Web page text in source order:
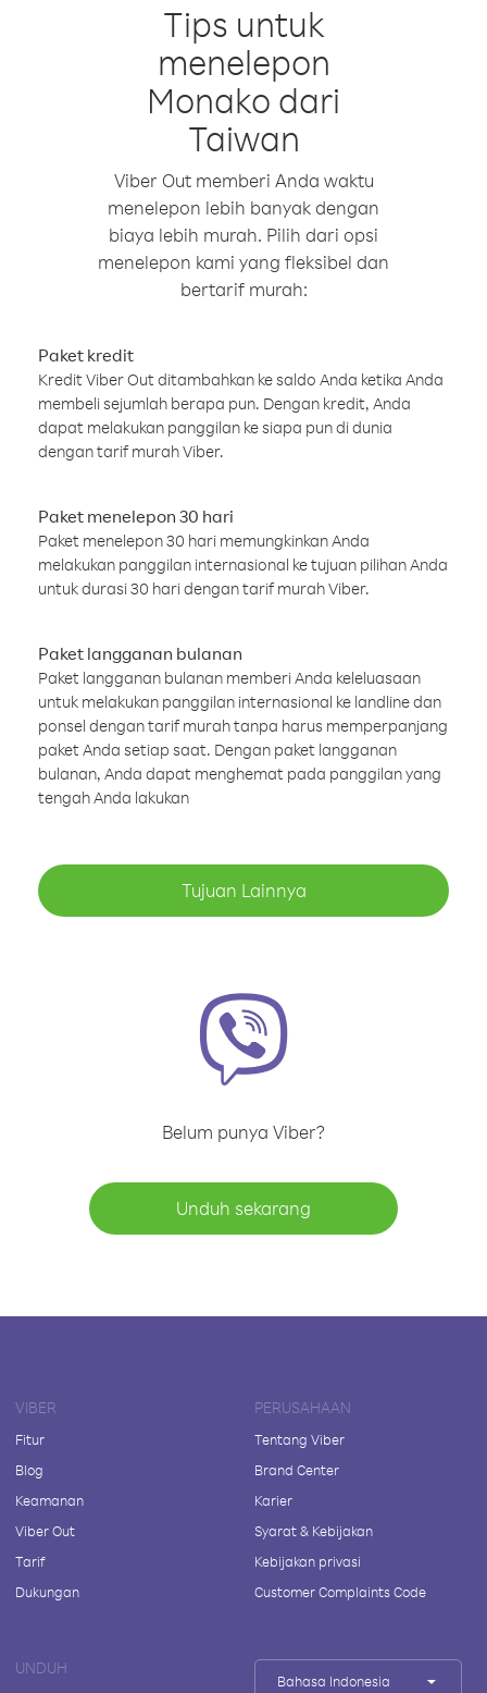
Tips untuk
menelepon
Monako dari
Taiwan
Viber Out memberi Anda waktu
menelepon lebih banyak dengan
biaya lebih murah. Pilih dari opsi
menelepon kami yang fleksibel dan
bertarif murah:
Paket kredit
Kredit Viber Out ditambahkan ke saldo Anda ketika Anda
membeli sejumlah berapa pun. Dengan kredit, Anda
dapat melakukan panggilan ke siapa pun di dunia
dengan tarif murah Viber.
Paket menelepon 30 hari
Paket menelepon 30 hari memungkinkan Anda
melakukan panggilan internasional ke tujuan pilihan Anda
untuk durasi 30 hari dengan tarif murah Viber.
Paket langganan bulanan
Paket langganan bulanan memberi Anda keleluasaan
untuk melakukan panggilan internasional ke landline dan
ponsel dengan tarif murah tanpa harus memperpanjang
paket Anda setiap saat. Dengan paket langganan
bulanan, Anda dapat menghemat pada panggilan yang
tengah Anda lakukan
Tujuan Lainnya
Belum punya Viber?
Unduh sekarang
VIBER
Fitur
Blog
Keamanan
Viber Out
Tarif
Dukungan
PERUSAHAAN
Tentang Viber
Brand Center
Karier
Syarat & Kebijakan
Kebijakan privasi
Customer Complaints Code
UNDUH
Bahasa Indonesia